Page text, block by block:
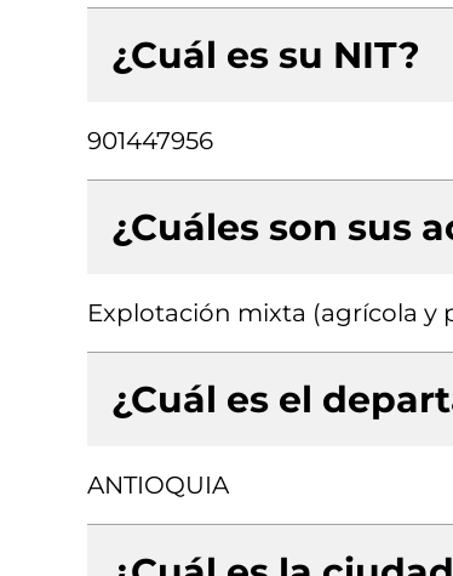
¿Cuál es su NIT?
901447956
¿Cuáles son sus
Explotación mixta (agrícola y
¿Cuál es el
ANTIOQUIA